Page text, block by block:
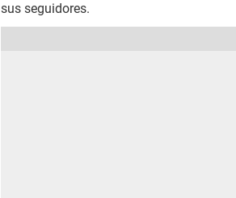
sus seguidores.